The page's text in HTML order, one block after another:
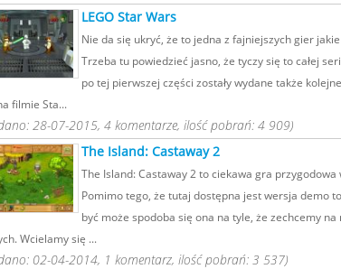
LEGO Star Wars
Nie da się ukryć, że to jedna z fajniejszych gier
Trzeba tu powiedzieć jasno, że tyczy się to całej
po tej pierwszej części zostały wydane także
filmie Sta...
28-07-2015, 4 komentarze, ilość pobrań: 4 909)
The Island: Castaway 2
The Island: Castaway 2 to ciekawa gra
Pomimo tego, że tutaj dostępna jest wersja demo
być może spodoba się ona na tyle, że zechcemy
Wcielamy się ...
02-04-2014, 1 komentarz, ilość pobrań: 3 537)